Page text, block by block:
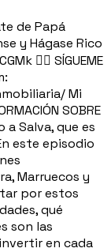
de Papá
y Hágase Rico
🙋‍♂️ SÍGUEME
Mi
SOBRE
a Salva, que es
este episodio
Marruecos y
por estos
qué
son las
en cada